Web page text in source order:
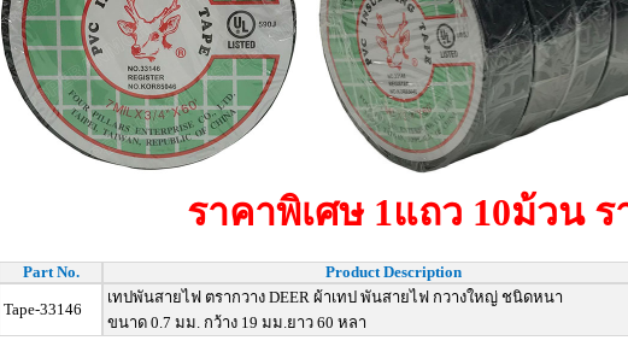
ราคาพิเศษ 1แถว 10ม้วน ร
Part No. Product Description
Tape-33146
เทปพันสายไฟ ตรากวาง DEER ผ้าเทป พันสายไฟ กวางใหญ่ ชนิดหนา
ขนาด 0.7 มม. กว้าง 19 มม.ยาว 60 หลา